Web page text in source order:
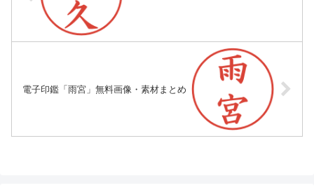
電子印鑑「雨宮」無料画像・素材まとめ